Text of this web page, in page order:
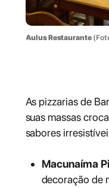
Aulus Restaurante
As pizzarias de
suas massas
sabores
Macunaíma
decoração de